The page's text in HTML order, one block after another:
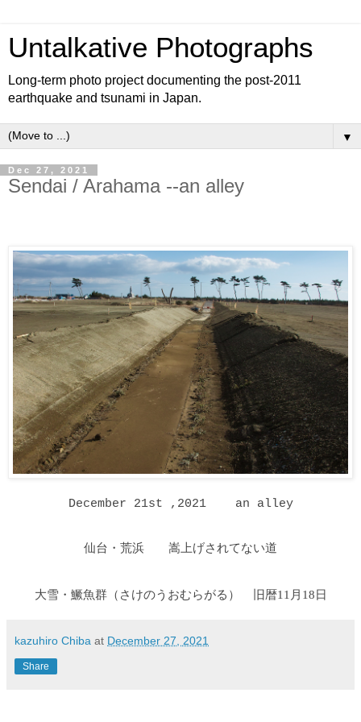
Untalkative Photographs
Long-term photo project documenting the post-2011
earthquake and tsunami in Japan.
▼
Dec 27, 2021
Sendai / Arahama --an alley
December 21st ,2021 an alley
仙台・荒浜 嵩上げされてない道
大雪・鱖魚群（さけのうおむらがる ） 旧暦11月18日
kazuhiro Chiba at December 27, 2021
Share